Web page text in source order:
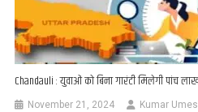
Chandauli : युवाओं को बिना गारंटी मिलेगी पांच
November 21, 2024 Kumar